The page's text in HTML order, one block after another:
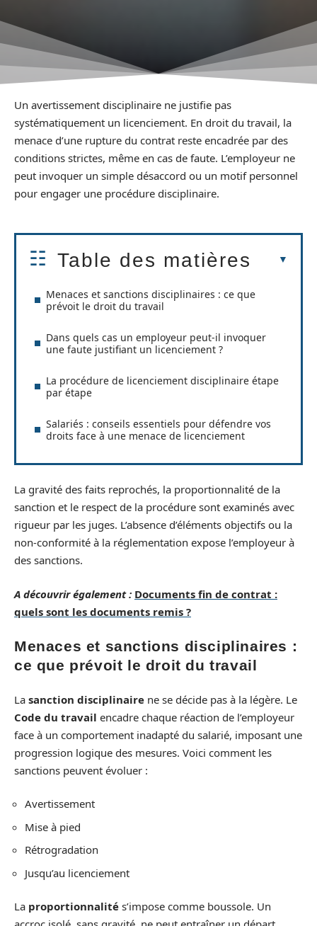
Un avertissement disciplinaire ne justifie pas
systématiquement un licenciement. En droit du travail, la
menace d’une rupture du contrat reste encadrée par des
conditions strictes, même en cas de faute. L’employeur ne
peut invoquer un simple désaccord ou un motif personnel
pour engager une procédure disciplinaire.
Table des matières
Menaces et sanctions disciplinaires : ce que
prévoit le droit du travail
Dans quels cas un employeur peut-il invoquer
une faute justifiant un licenciement ?
La procédure de licenciement disciplinaire étape
par étape
Salariés : conseils essentiels pour défendre vos
droits face à une menace de licenciement
La gravité des faits reprochés, la proportionnalité de la
sanction et le respect de la procédure sont examinés avec
rigueur par les juges. L’absence d’éléments objectifs ou la
non-conformité à la réglementation expose l’employeur à
des sanctions.
A découvrir également : Documents fin de contrat :
quels sont les documents remis ?
Menaces et sanctions disciplinaires :
ce que prévoit le droit du travail
La sanction disciplinaire ne se décide pas à la légère. Le
Code du travail encadre chaque réaction de l’employeur
face à un comportement inadapté du salarié, imposant une
progression logique des mesures. Voici comment les
sanctions peuvent évoluer :
Avertissement
Mise à pied
Rétrogradation
Jusqu’au licenciement
La proportionnalité s’impose comme boussole. Un